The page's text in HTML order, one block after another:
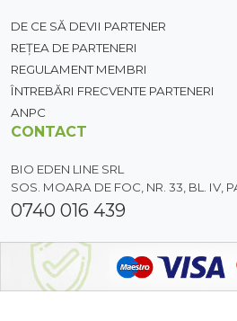
DE CE SĂ DEVII PARTENER
REȚEA DE PARTENERI
REGULAMENT MEMBRI
ÎNTREBĂRI FRECVENTE PARTENERI
ANPC
CONTACT
BIO EDEN LINE SRL
SOS. MOARA DE FOC, NR. 33, BL. IV,
0740 016 439